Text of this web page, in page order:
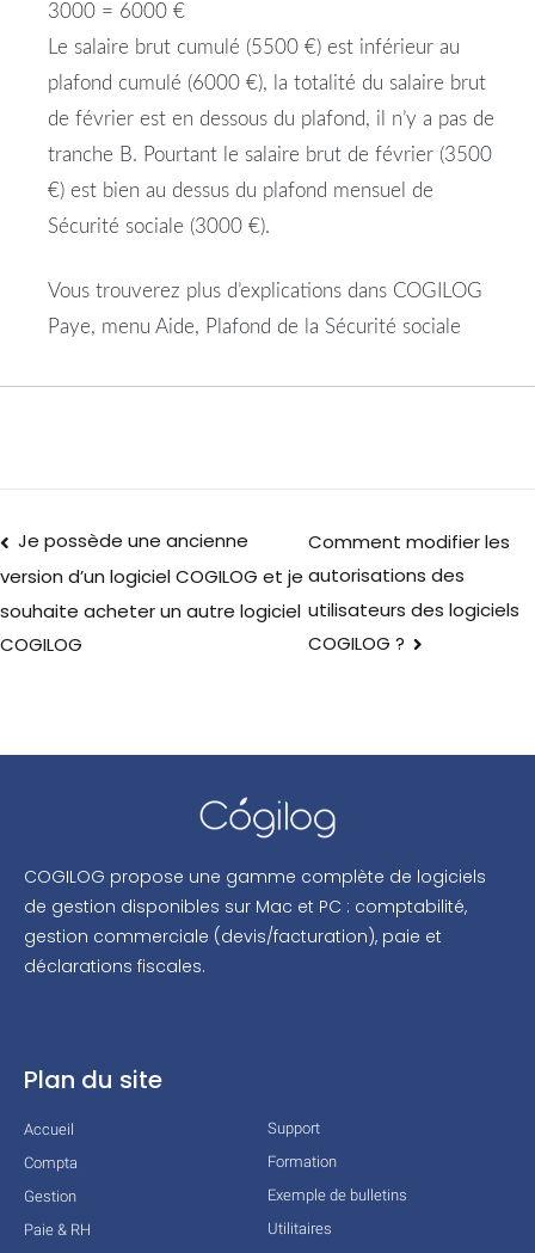
3000 = 6000 €
Le salaire brut cumulé (5500 €) est inférieur au
plafond cumulé (6000 €), la totalité du salaire brut
de février est en dessous du plafond, il n’y a pas de
tranche B. Pourtant le salaire brut de février (3500
€) est bien au dessus du plafond mensuel de
Sécurité sociale (3000 €).
Vous trouverez plus d’explications dans COGILOG
Paye, menu Aide, Plafond de la Sécurité sociale
Je possède une ancienne
version d’un logiciel COGILOG et je
souhaite acheter un autre logiciel
COGILOG
Comment modifier les
autorisations des
utilisateurs des logiciels
COGILOG ?
COGILOG propose une gamme complète de logiciels
de gestion disponibles sur Mac et PC : comptabilité,
gestion commerciale (devis/facturation), paie et
déclarations fiscales.
Plan du site
Accueil
Compta
Gestion
Paie & RH
Support
Formation
Exemple de bulletins
Utilitaires